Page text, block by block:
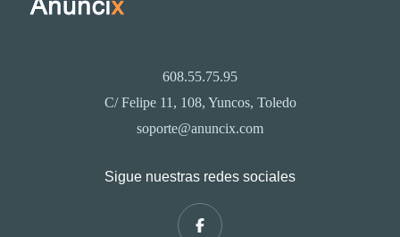
608.55.75.95
C/ Felipe 11, 108, Yuncos, Toledo
soporte@anuncix.com
Sigue nuestras redes sociales